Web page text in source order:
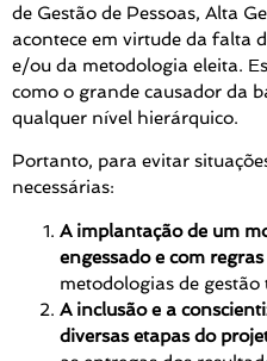
de Gestão de Pessoas, Alta
acontece em virtude da falta
e/ou da metodologia eleita.
como o grande causador da
qualquer nível hierárquico.
Portanto, para evitar
necessárias:
A implantação de um
engessado e com
metodologias de gestão
A inclusão e a
diversas etapas do